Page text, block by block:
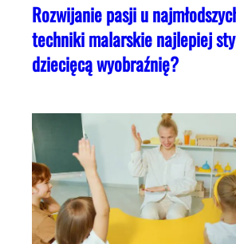
Rozwijanie pasji u
techniki malarskie najlepiej
dziecięcą wyobraźnię?